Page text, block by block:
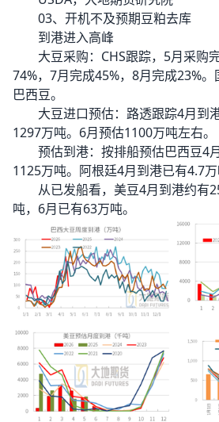
03、开机不及预期豆粕去库
到港进入高峰
大豆采购：CHS跟踪，5月采购
74%，7月完成45%，8月完成23%
巴西豆。
大豆进口预估：路透跟踪4月到
1297万吨。6月预估1100万吨左右。
预估到港：按排船预估巴西豆4
1125万吨。阿根廷4月到港已有4.7万
从已发船看，美豆4月到港约有
吨，6月已有63万吨。